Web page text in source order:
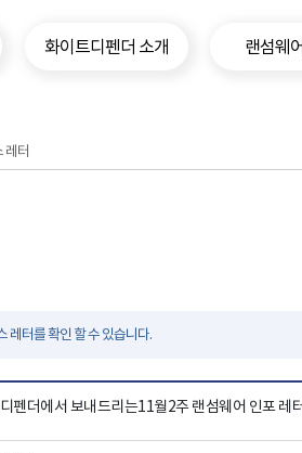
화이트디펜더 소개 랜섬웨
레터
레터를 확인 할 수 있습니다.
펜더에서 보내드리는11월2주 랜섬웨어 인포 레